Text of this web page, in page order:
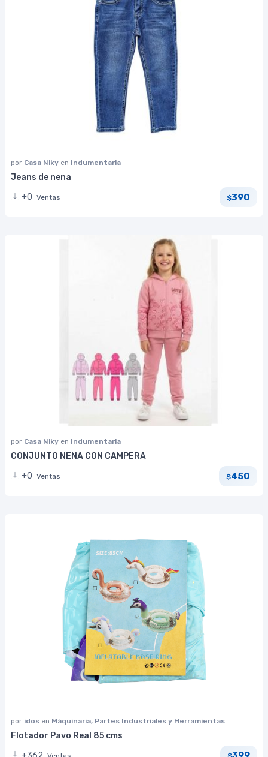
por Casa Niky en Indumentaria
Jeans de nena
+0 Ventas $390
por Casa Niky en Indumentaria
CONJUNTO NENA CON CAMPERA
+0 Ventas $450
por idos en Máquinaria, Partes Industriales y Herramientas
Flotador Pavo Real 85 cms